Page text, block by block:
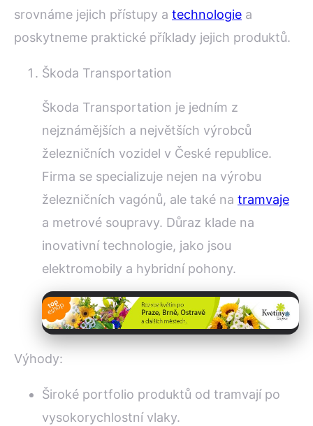
srovnáme jejich přístupy a technologie a
poskytneme praktické příklady jejich produktů.
Škoda Transportation
Škoda Transportation je jedním z
nejznámějších a největších výrobců
železničních vozidel v České republice.
Firma se specializuje nejen na výrobu
železničních vagónů, ale také na tramvaje
a metrové soupravy. Důraz klade na
inovativní technologie, jako jsou
elektromobily a hybridní pohony.
Výhody:
Široké portfolio produktů od tramvají po
vysokorychlostní vlaky.